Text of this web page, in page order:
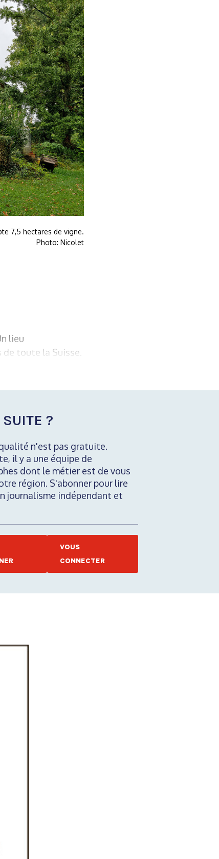
7,5 hectares de vigne.
Photo: Nicolet
lieu
toute la Suisse.
?
n'est pas gratuite.
il y a une équipe de
dont le métier est de vous
région. S'abonner pour lire
journalisme indépendant et
VOUS
CONNECTER